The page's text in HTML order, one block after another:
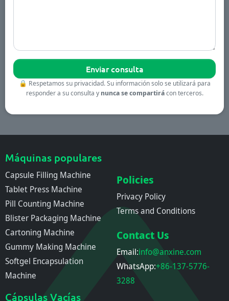
🔒 Respetamos su privacidad. Su información solo se utilizará para
responder a su consulta y nunca se compartirácon terceros.
Máquinas populares
Capsule Filling Machine
Tablet Press Machine
Pill Counting Machine
Blister Packaging Machine
Cartoning Machine
Gummy Making Machine
Softgel Encapsulation
Machine
Cápsulas Vacías
Policies
Privacy Policy
Terms and Conditions
Contact Us
Email:info@anxine.com
WhatsApp:+86-137-5776-
3288